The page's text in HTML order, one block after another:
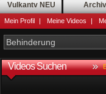
Vulkantv NEU Archiv
Mein Profil | Meine Videos |
Videos Suchen